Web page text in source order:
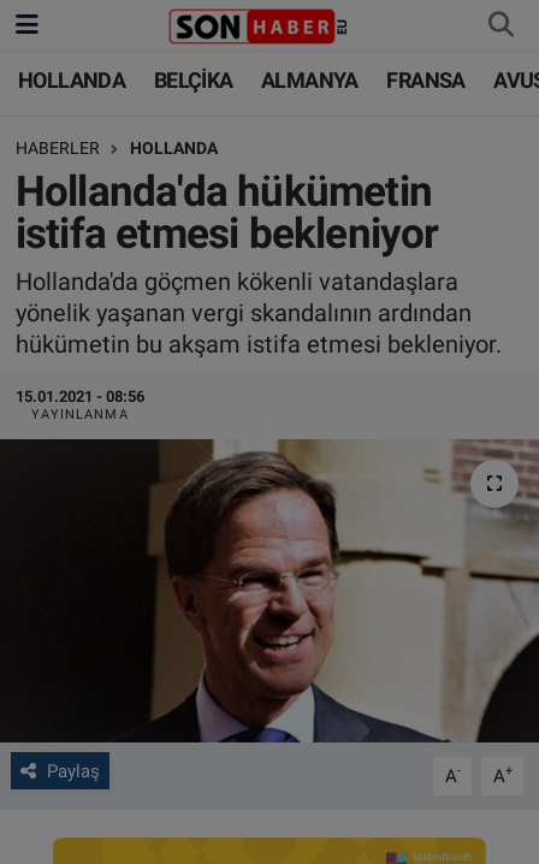
HOLLANDA BELÇİKA ALMANYA FRANSA
HABERLER HOLLANDA
Hollanda'da hükümetin
istifa etmesi bekleniyor
Hollanda'da göçmen kökenli vatandaşlara
yönelik yaşanan vergi skandalının ardından
hükümetin bu akşam istifa etmesi bekleniyor.
15.01.2021 - 08:56
YAYINLANMA
Paylaş A- A+
HOLLANDA
BELÇİKA
ALMANYA
FRANSA
AVUSTURYA
SAĞLIK - YAŞAM
BİLİM-TEKNOLOJİ
HOLLANDA
BELÇİKA
ALMANYA
TÜRKİYE
DÜNYA
BİLİM-TEKNOLOJİ
FOTO GALERİ
VIDEO GALERİ
ALGEMENE VOORWAARDEN
Çerez Politikası
Nöbetçi Eczaneler
Hava Durumu
Trafik Durumu
Süper Lig Puan Durumu ve Fikstür
Tüm Manşetler
Son Dakika Haberleri